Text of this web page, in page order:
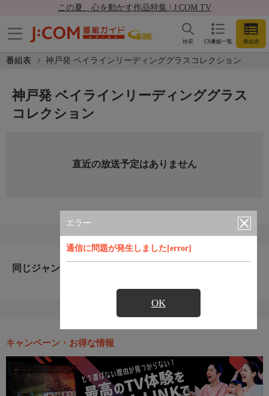
この夏、心を動かす作品特集 | J:COM TV
CS番組一覧 番組表
検索
番組表 神戸発 ベイラインリーディンググラスコレクション
エラー
通信に問題が発生しました[error]
OK
神戸発 ベイラインリーディンググラス
コレクション
直近の放送予定はありません
同じジャンルのおすすめ番組
キャンペーン・お得な情報